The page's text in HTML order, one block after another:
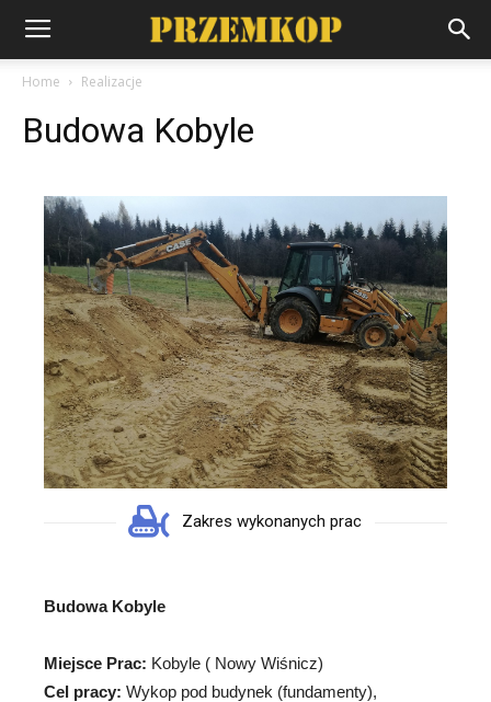
Home Realizacje
Budowa Kobyle
Zakres wykonanych prac
Budowa Kobyle
Miejsce Prac: Kobyle ( Nowy Wiśnicz)
Cel pracy: Wykop pod budynek (fundamenty),